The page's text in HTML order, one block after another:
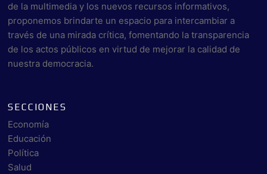
de la multimedia y los nuevos recursos informativos,
proponemos brindarte un espacio para intercambiar a
través de una mirada crítica, fomentando la transparencia
de los actos públicos en virtud de mejorar la calidad de
nuestra democracia.
SECCIONES
Economía
Educación
Política
Salud